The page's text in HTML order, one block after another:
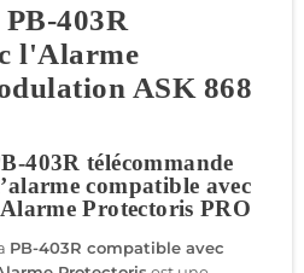
403R
l'Alarme
ASK 868
403R télécommande
compatible avec
Protectoris PRO
PB-403R compatible avec